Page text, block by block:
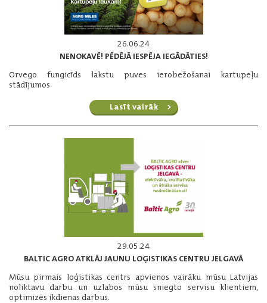
26.06.24
NENOKAVĒ! PĒDĒJĀ IESPĒJA IEGĀDĀTIES!
Orvego fungicīds lakstu puves ierobežošanai kartupeļu
stādījumos
Lasīt vairāk
29.05.24
BALTIC AGRO ATKLĀJ JAUNU LOĢISTIKAS CENTRU JELGAVĀ
Mūsu pirmais loģistikas centrs apvienos vairāku mūsu Latvijas
noliktavu darbu un uzlabos mūsu sniegto servisu klientiem,
optimizēs ikdienas darbus.